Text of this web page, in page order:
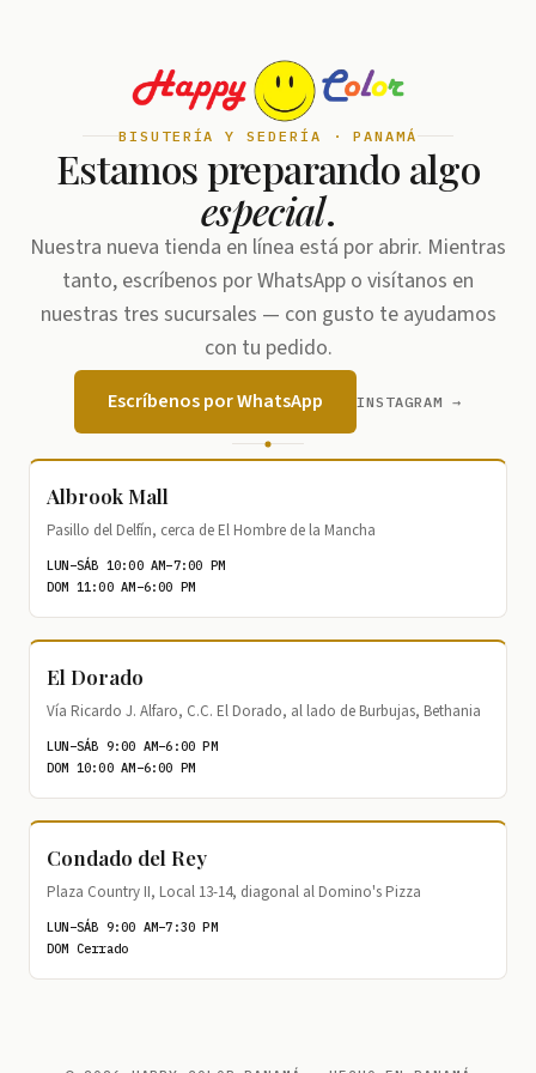
BISUTERÍA Y SEDERÍA · PANAMÁ
Estamos preparando algo
especial.
Nuestra nueva tienda en línea está por abrir. Mientras
tanto, escríbenos por WhatsApp o visítanos en
nuestras tres sucursales — con gusto te ayudamos
con tu pedido.
Escríbenos por WhatsApp INSTAGRAM →
Albrook Mall
Pasillo del Delfín, cerca de El Hombre de la Mancha
LUN–SÁB 10:00 AM–7:00 PM
DOM 11:00 AM–6:00 PM
El Dorado
Vía Ricardo J. Alfaro, C.C. El Dorado, al lado de Burbujas, Bethania
LUN–SÁB 9:00 AM–6:00 PM
DOM 10:00 AM–6:00 PM
Condado del Rey
Plaza Country II, Local 13-14, diagonal al Domino's Pizza
LUN–SÁB 9:00 AM–7:30 PM
DOM Cerrado